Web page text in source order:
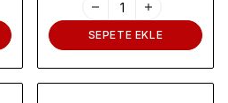
SEPETE EKLE